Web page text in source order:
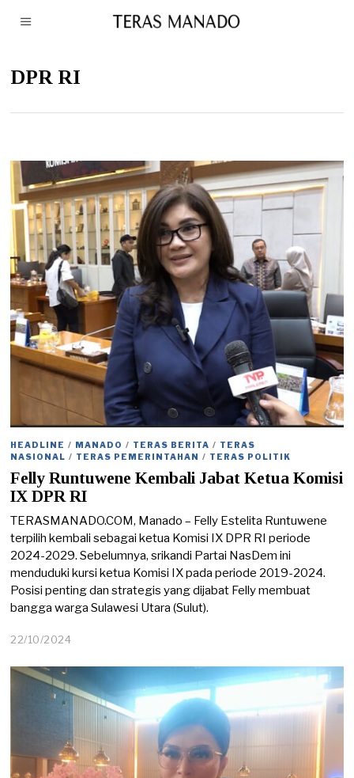
DPR RI
HEADLINE / MANADO / TERAS BERITA / TERAS
NASIONAL / TERAS PEMERINTAHAN / TERAS POLITIK
Felly Runtuwene Kembali Jabat Ketua Komisi
IX DPR RI
TERASMANADO.COM, Manado – Felly Estelita Runtuwene
terpilih kembali sebagai ketua Komisi IX DPR RI periode
2024-2029. Sebelumnya, srikandi Partai NasDem ini
menduduki kursi ketua Komisi IX pada periode 2019-2024.
Posisi penting dan strategis yang dijabat Felly membuat
bangga warga Sulawesi Utara (Sulut).
22/10/2024
/
0
0
2
4